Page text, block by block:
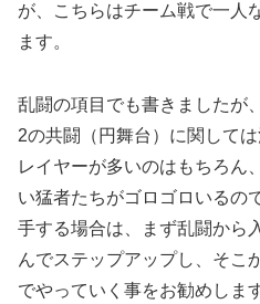
が、こちらはチーム戦で一人
ます。
乱闘の項目でも書きましたが
2の共闘（円舞台）に関して
レイヤーが多いのはもちろん
い猛者たちがゴロゴロいるの
手する場合は、まず乱闘から
んでステップアップし、そ
でやっていく事をお勧めします